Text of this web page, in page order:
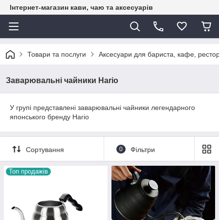
Інтернет-магазин кави, чаю та аксесуарів
Товари та послуги Аксесуари для бариста, кафе,
Заварювальні чайники Hario
У групі представлені заварювальні чайники легендарного
японського бренду Hario
Сортування 0 Фільтри
Топ продажів